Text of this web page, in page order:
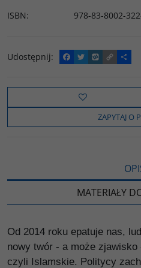
ISBN: 978-83-8002-
Udostępnij:
F
a
e
o
k
T
w
t
t
e
W
y
o
C
o
y
i
n
k
P
o
z
e
l
s
ZAPYTAJ O
MATERIAŁY
Od 2014 roku epatuje nas,
nowy twór - a może zjawisko
czyli Islamskie. Politycy